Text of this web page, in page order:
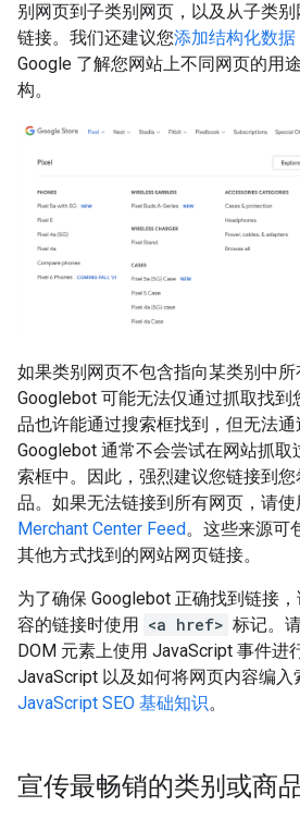
别网页到子类别网页，以及从子类
链接。我们还建议您添加结构化数据
Google 了解您网站上不同网页的用
构。
如果类别网页不包含指向某类别中所
Googlebot 可能无法仅通过抓取找
品也许能通过搜索框找到，但无法通
Googlebot 通常不会尝试在网站抓取
索框中。因此，强烈建议您链接到
品。如果无法链接到所有网页，请使
Merchant Center Feed。这些来源可
其他方式找到的网站网页链接。
为了确保 Googlebot 正确找到链接
容的链接时使用 <a href> 标记。
DOM 元素上使用 JavaScript 事件进
JavaScript 以及如何将网页内容编入
JavaScript SEO 基础知识。
宣传最畅销的类别或商